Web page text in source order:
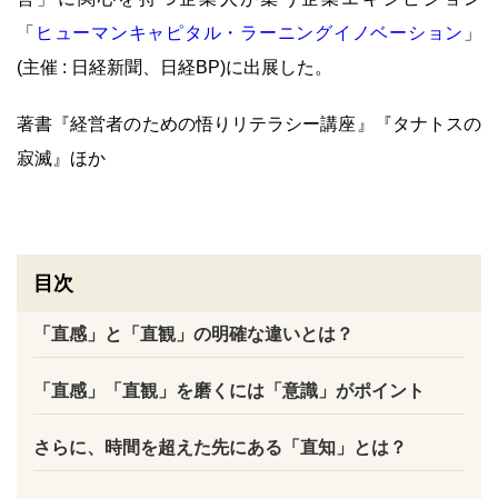
「 ヒューマンキャピタル・ラーニングイノベーション 」
(主催 : 日経新聞、日経BP)に出展した。
著書『経営者のための悟りリテラシー講座』『タナトスの
寂滅』ほか
目次
「直感」と「直観」の明確な違いとは？
「直感」「直観」を磨くには「意識」がポイント
さらに、時間を超えた先にある「直知」とは？